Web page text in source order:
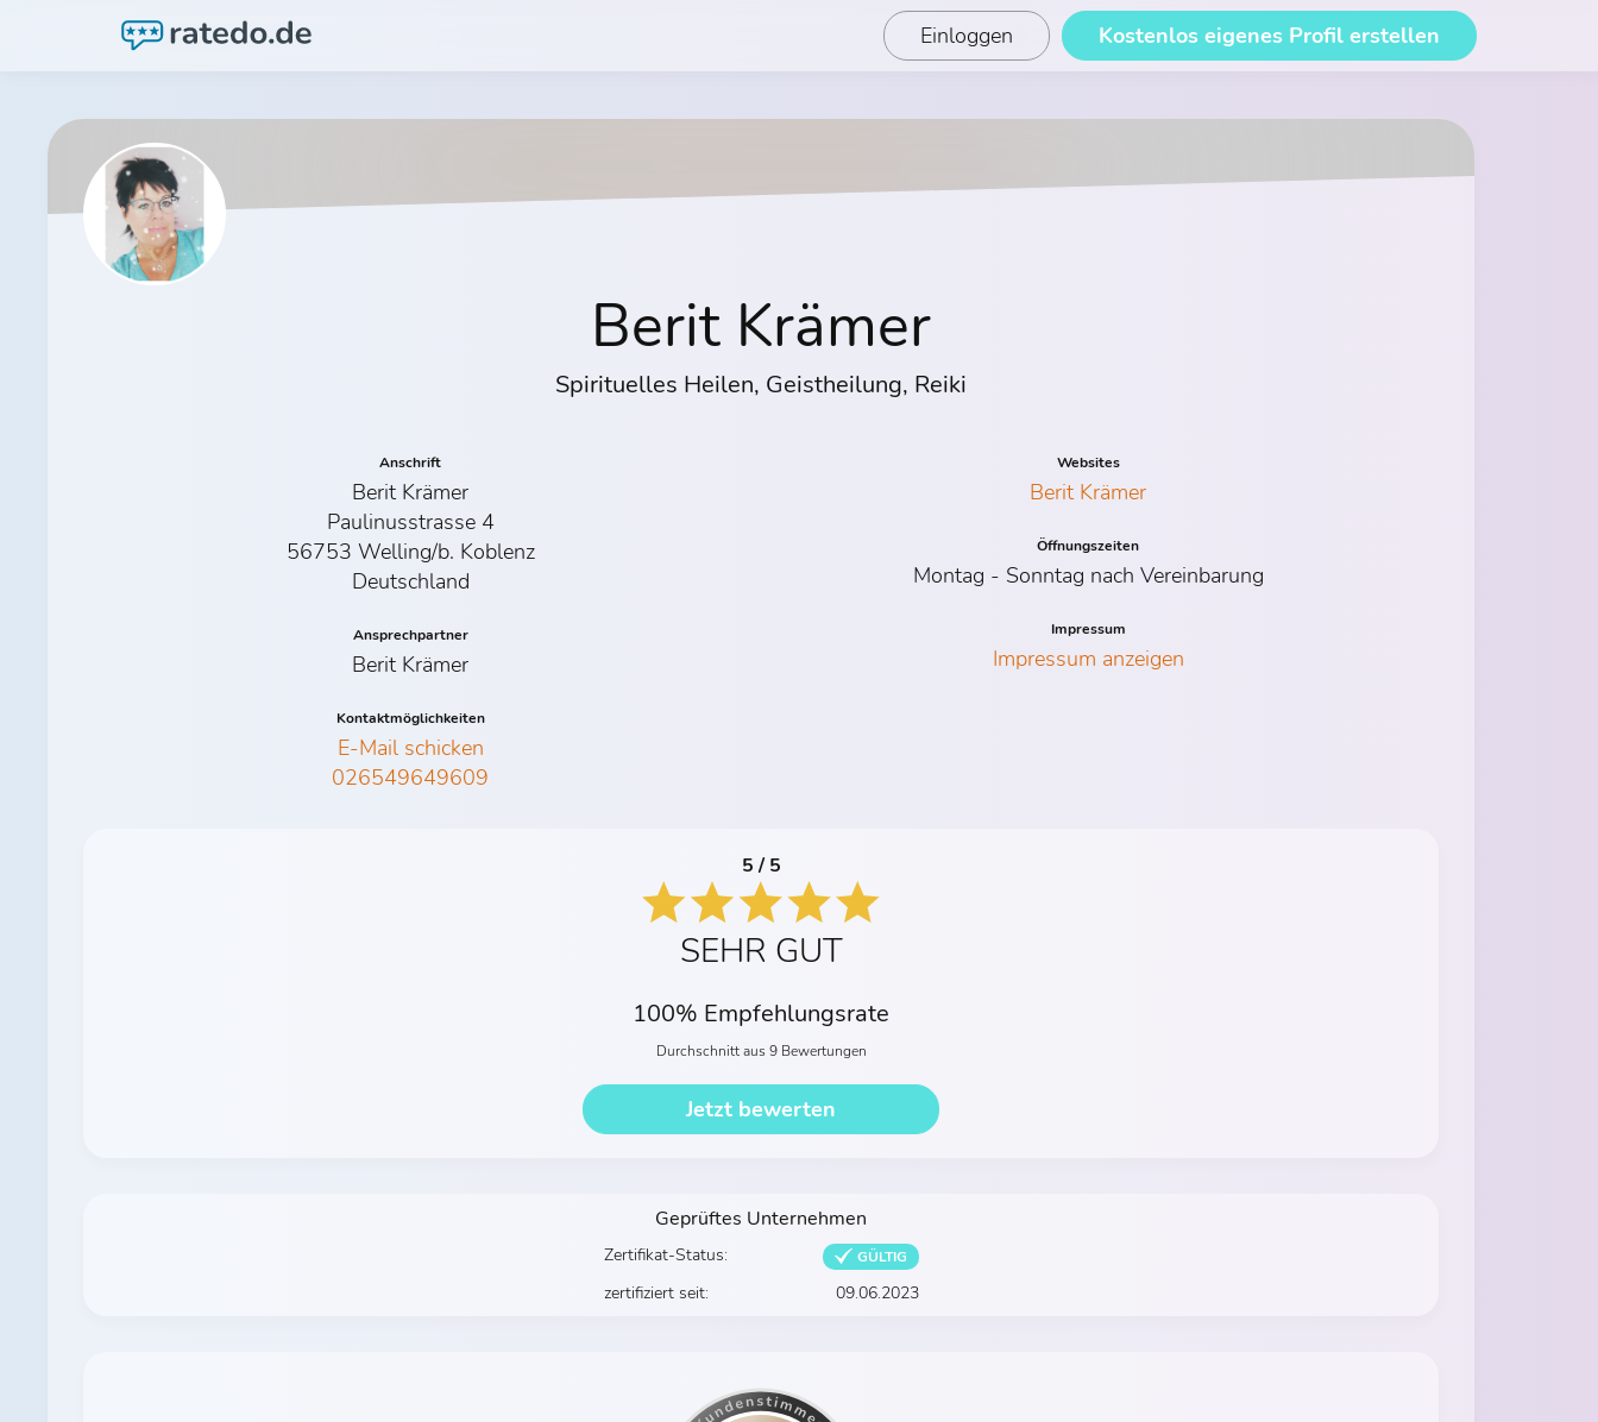
Einloggen Kostenlos eigenes Profil erstellen
Berit Krämer
Spirituelles Heilen, Geistheilung, Reiki
Anschrift
Berit Krämer
Paulinusstrasse 4
56753 Welling/b. Koblenz
Deutschland
Ansprechpartner
Berit Krämer
Kontaktmöglichkeiten
E-Mail schicken
026549649609
Websites
Berit Krämer
Öffnungszeiten
Montag - Sonntag nach Vereinbarung
Impressum
Impressum anzeigen
5 / 5
SEHR GUT
100% Empfehlungsrate
Durchschnitt aus 9 Bewertungen
Jetzt bewerten
Geprüftes Unternehmen
Zertifikat-Status: GÜLTIG
zertifiziert seit: 09.06.2023